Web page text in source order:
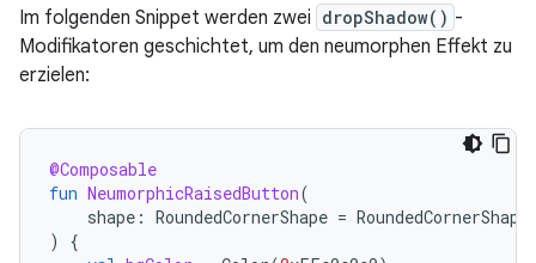
Im folgenden Snippet werden zwei dropShadow() -
Modifikatoren geschichtet, um den neumorphen Effekt zu
erzielen:
@Composable
fun NeumorphicRaisedButton(
shape : RoundedCornerShape = RoundedCornerShape
)
{